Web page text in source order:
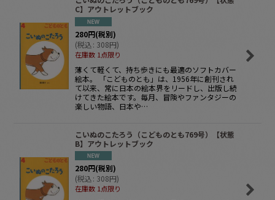
C】アウトレットブック
280円(税別)
(税込: 308円)
在庫数 1点限り
薄くて軽くて、持ち歩きにも最適のソフトカバー
絵本。 「こどものとも」は、1956年に創刊され
て以来、常に日本の絵本界をリードし、出版し続
けてきた絵本です。毎月、冒険やファンタジーの
楽しい物語、日本や…
こいぬのこたろう（こどものとも769号）【状態
B】アウトレットブック
280円(税別)
(税込: 308円)
在庫数 1点限り